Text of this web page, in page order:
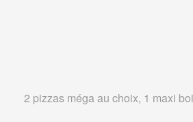
2 pizzas méga au choix, 1 maxi